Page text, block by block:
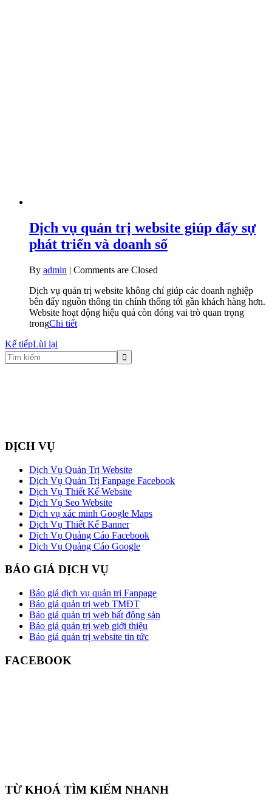
Dịch vụ quản trị website giúp đẩy sự
phát triển và doanh số
By admin | Comments are Closed
Dịch vụ quản trị website không chỉ giúp các doanh nghiệp
bên đấy nguồn thông tin chính thống tới gần khách hàng hơn.
Website hoạt động hiệu quả còn đóng vai trò quan trọng
trongChi tiết
Kế tiếpLùi lại
DỊCH VỤ
Dịch Vụ Quản Trị Website
Dịch Vụ Quản Trị Fanpage Facebook
Dịch Vụ Thiết Kế Website
Dịch Vụ Seo Website
Dịch vụ xác minh Google Maps
Dịch Vụ Thiết Kế Banner
Dịch Vụ Quảng Cáo Facebook
Dịch Vụ Quảng Cáo Google
BÁO GIÁ DỊCH VỤ
Báo giá dịch vụ quản trị Fanpage
Báo giá quản trị web TMĐT
Báo giá quản trị web bất động sản
Báo giá quản trị web giới thiệu
Báo giá quản trị website tin tức
FACEBOOK
TỪ KHOÁ TÌM KIẾM NHANH